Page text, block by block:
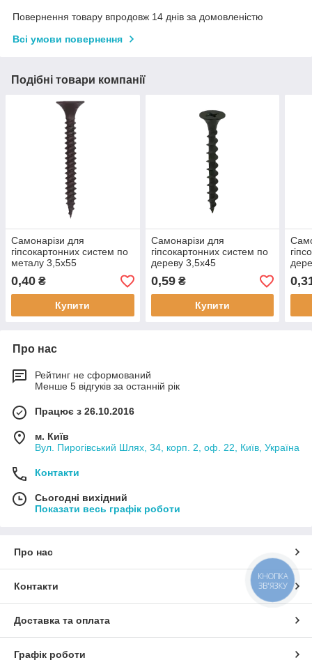
Повернення товару впродовж 14 днів за домовленістю
Всі умови повернення
Подібні товари компанії
Самонарізи для
гіпсокартонних систем по
металу 3,5х55
фосфатовані чорні
0,40 ₴
Купити
Самонарізи для
гіпсокартонних систем по
дереву 3,5х45
фосфатовані чорні
0,59₴
Купити
Про нас
Рейтинг не сформований
Менше 5 відгуків за останній рік
Працює з 26.10.2016
м. Київ
Вул. Пирогівський Шлях, 34, корп. 2, оф. 22, Київ, Україна
Контакти
Сьогодні вихідний
Показати весь графік роботи
Про нас
Контакти
Доставка та оплата
Графік роботи
КНОПКА
ЗВ'ЯЗКУ